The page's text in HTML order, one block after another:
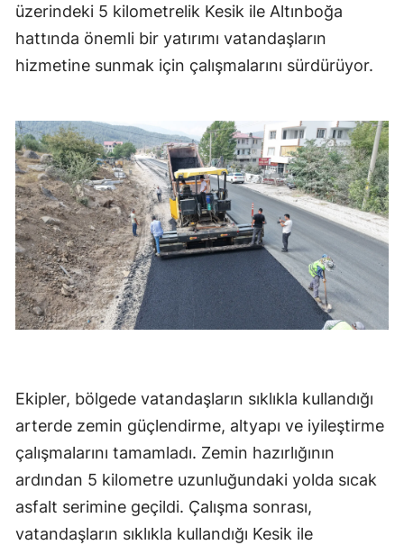
üzerindeki 5 kilometrelik Kesik ile Altınboğa
hattında önemli bir yatırımı vatandaşların
hizmetine sunmak için çalışmalarını sürdürüyor.
Ekipler, bölgede vatandaşların sıklıkla kullandığı
arterde zemin güçlendirme, altyapı ve iyileştirme
çalışmalarını tamamladı. Zemin hazırlığının
ardından 5 kilometre uzunluğundaki yolda sıcak
asfalt serimine geçildi. Çalışma sonrası,
vatandaşların sıklıkla kullandığı Kesik ile